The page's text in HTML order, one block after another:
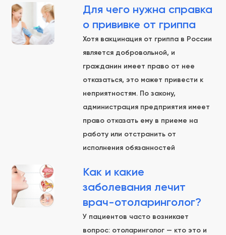
Для чего нужна справка
о прививке от гриппа
Хотя вакцинация от гриппа в России
является добровольной, и
гражданин имеет право от нее
отказаться, это может привести к
неприятностям. По закону,
администрация предприятия имеет
право отказать ему в приеме на
работу или отстранить от
исполнения обязанностей
Как и какие
заболевания лечит
врач-отоларинголог?
У пациентов часто возникает
вопрос: отоларинголог — кто это и